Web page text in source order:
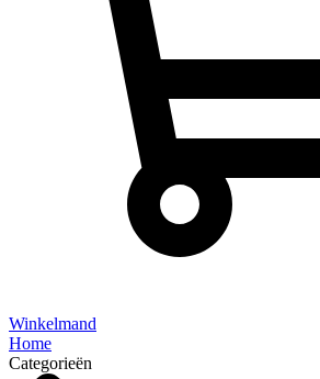
Winkelmand
Home
Categorieën